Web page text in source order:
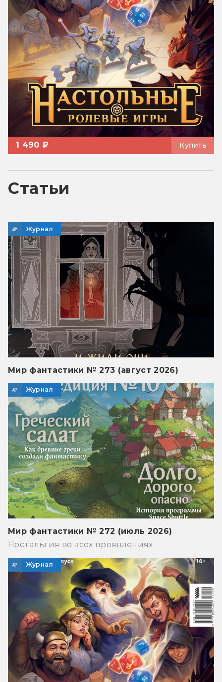
1 490 ₽ Купить
Статьи
Журнал
Мир фантастики № 273 (август 2026)
Журнал
Мир фантастики № 272 (июль 2026)
Ностальгия во всех проявлениях
Журнал